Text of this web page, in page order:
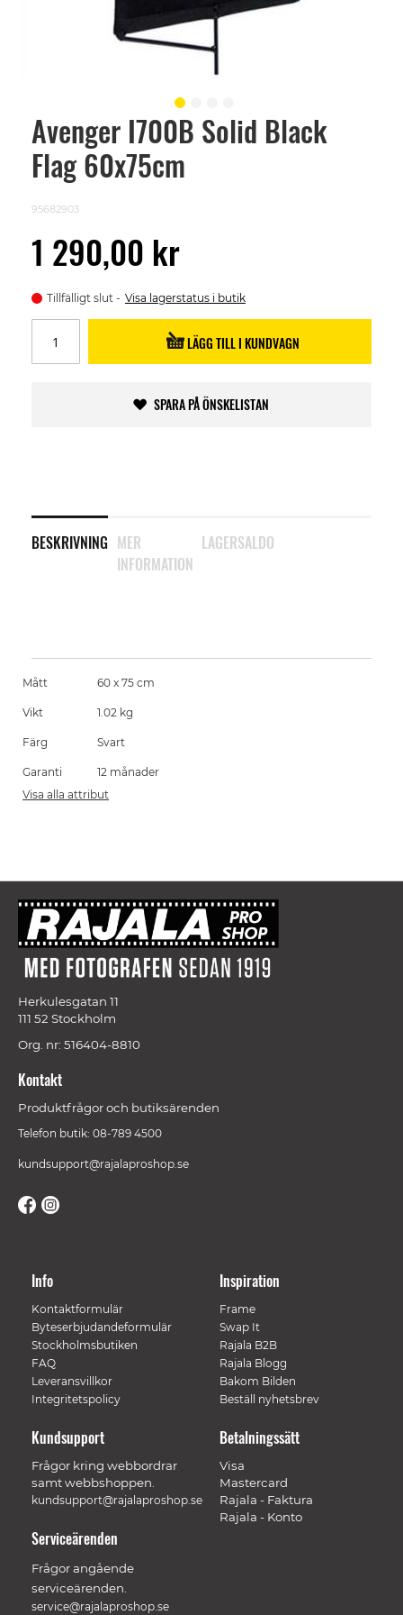
Avenger I700B Solid Black
Flag 60x75cm
95682903
1 290,00 kr
Tillfälligt slut Visa lagerstatus i butik
LÄGG TILL I KUNDVAGN
SPARA PÅ ÖNSKELISTAN
BESKRIVNING MER
INFORMATION
LAGERSALDO
beginning
images
Mått 60 x 75 cm
Vikt 1.02 kg
Färg Svart
Garanti
12 månader
Visa alla attribut
Herkulesgatan 11
111 52 Stockholm
Org. nr: 516404-8810
Kontakt
Produktfrågor och butiksärenden
Telefon butik: 08-789 4500
kundsupport@rajalaproshop.se
Info
Kontaktformulär
Byteserbjudandeformulär
Stockholmsbutiken
FAQ
Leveransvillkor
Integritetspolicy
Inspiration
Frame
Swap It
Rajala B2B
Rajala Blogg
Bakom Bilden
Beställ nyhetsbrev
Betalningssätt
Visa
Mastercard
Rajala - Faktura
Rajala - Konto
Kundsupport
Frågor kring webbordrar
samt webbshoppen.
kundsupport@rajalaproshop.se
Serviceärenden
Frågor angående
serviceärenden.
service@rajalaproshop.se